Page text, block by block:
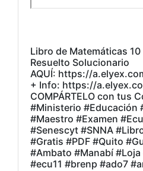
Libro de Matemáticas
Resuelto Solucionario
AQUÍ: https://
+ Info: https://
COMPÁRTELO con tus
#Ministerio #Educación
#Maestro #Examen
#Senescyt #SNNA
#Gratis #PDF #Quito
#Ambato #Manabí
#ecu11 #brenp #ado7